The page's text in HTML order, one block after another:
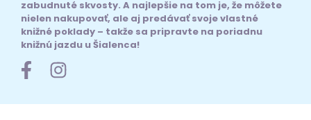
zabudnuté skvosty. A najlepšie na tom je, že môžete
nielen nakupovať, ale aj predávať svoje vlastné
knižné poklady – takže sa pripravte na poriadnu
knižnú jazdu u Šialenca!